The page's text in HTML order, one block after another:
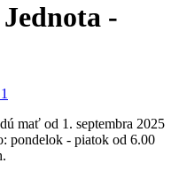
-
mať od 1. septembra 2025
pondelok - piatok od 6.00